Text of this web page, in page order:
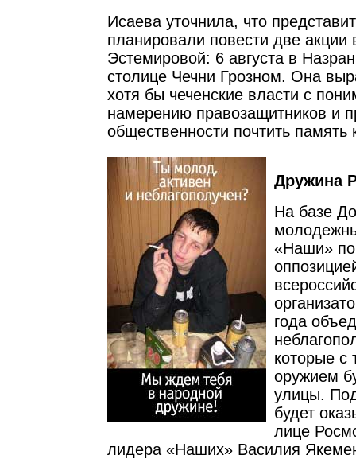
Исаева уточнила, что
планировали повести две акции
Эстемировой: 6 августа в
столице Чечни Грозном. Она
хотя бы чеченские власти с
намерению правозащитников и
общественности почтить память
Дружина
На базе
«Наши»
года
которые с
оружием
улицы.
будет
лице
лидера «Наших» Василия